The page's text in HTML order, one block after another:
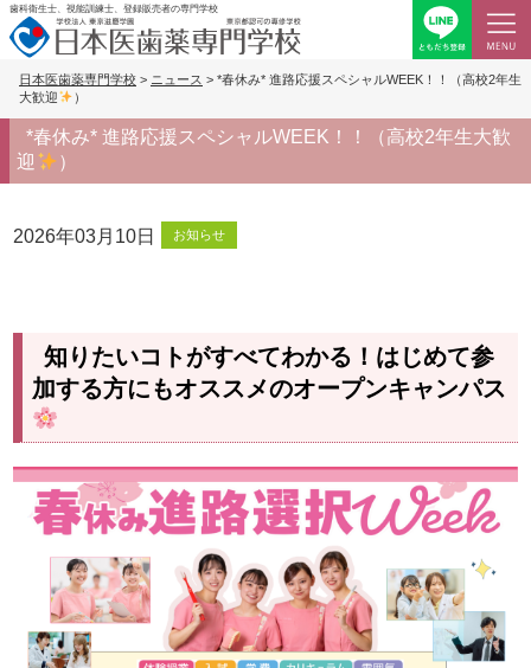
歯科衛生士、視能訓練士、登録販売者の専門学校
日本医歯薬専門学校 > ニュース > *春休み* 進路応援スペシャルWEEK！！（高校2年生
大歓迎
）
*春休み* 進路応援スペシャルWEEK！！（高校2年生大歓
迎
）
2026年03月10日 お知らせ
知りたいコトがすべてわかる！はじめて参
加する方にもオススメのオープンキャンパス